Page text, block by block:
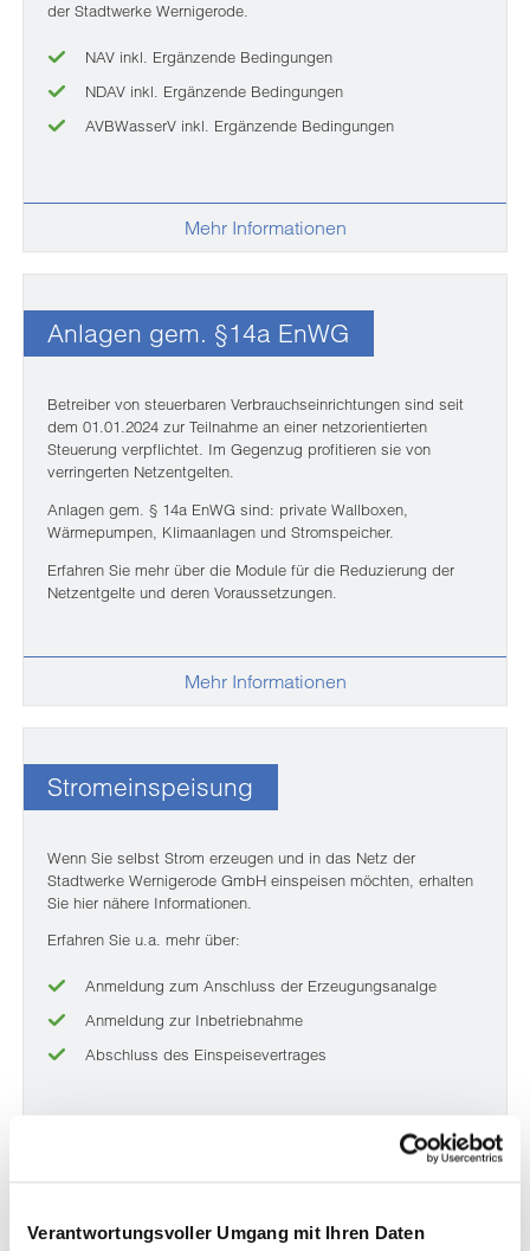
Verantwortungsvoller Umgang mit Ihren Daten
der Stadtwerke Wernigerode.
NAV inkl. Ergänzende Bedingungen
NDAV inkl. Ergänzende Bedingungen
AVBWasserV inkl. Ergänzende Bedingungen
Mehr Informationen
Anlagen gem. §14a EnWG
Betreiber von steuerbaren Verbrauchseinrichtungen sind seit
dem 01.01.2024 zur Teilnahme an einer netzorientierten
Steuerung verpflichtet. Im Gegenzug profitieren sie von
verringerten Netzentgelten.
Anlagen gem. § 14a EnWG sind: private Wallboxen,
Wärmepumpen, Klimaanlagen und Stromspeicher.
Erfahren Sie mehr über die Module für die Reduzierung der
Netzentgelte und deren Voraussetzungen.
Mehr Informationen
Stromeinspeisung
Wenn Sie selbst Strom erzeugen und in das Netz der
Stadtwerke Wernigerode GmbH einspeisen möchten, erhalten
Sie hier nähere Informationen.
Erfahren Sie u.a. mehr über:
Anmeldung zum Anschluss der Erzeugungsanalge
Anmeldung zur Inbetriebnahme
Abschluss des Einspeisevertrages